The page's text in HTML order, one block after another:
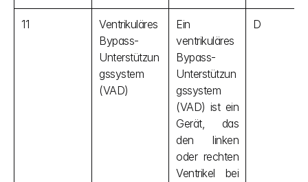
11
Ventrikuläres
Bypass-
Unterstützun
gssystem
(VAD)
Ein
ventrikuläres
Bypass-
Unterstützun
gssystem
(VAD) ist ein
Gerät, das
den linken
oder rechten
Ventrikel bei
D